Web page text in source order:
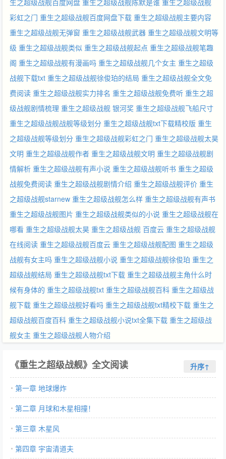
生之超级战舰百度网盘 重生之超级战舰陈默是谁 重生之超级战舰
彩虹之门 重生之超级战舰百度网盘下载 重生之超级战舰主要内容
重生之超级战舰无弹窗 重生之超级战舰武器 重生之超级战舰文明等
级 重生之超级战舰类似 重生之超级战舰起点 重生之超级战舰笔趣
阁 重生之超级战舰有漫画吗 重生之超级战舰几个女主 重生之超级
战舰下载txt 重生之超级战舰徐俊珀的结局 重生之超级战舰全文免
费阅读 重生之超级战舰实力排名 重生之超级战舰免费听 重生之超
级战舰剧情梳理 重生之超级战舰 银河奖 重生之超级战舰飞船尺寸
重生之超级战舰战舰等级划分 重生之超级战舰txt下载精校版 重生
之超级战舰等级划分 重生之超级战舰彩虹之门 重生之超级战舰太昊
文明 重生之超级战舰作者 重生之超级战舰文明 重生之超级战舰剧
情解析 重生之超级战舰有声小说 重生之超级战舰听书 重生之超级
战舰免费阅读 重生之超级战舰剧情介绍 重生之超级战舰评价 重生
之超级战舰starnew 重生之超级战舰怎么样 重生之超级战舰有声书
重生之超级战舰图片 重生之超级战舰类似的小说 重生之超级战舰在
哪看 重生之超级战舰太昊 重生之超级战舰 百度云 重生之超级战舰
在线阅读 重生之超级战舰百度云 重生之超级战舰配图 重生之超级
战舰有女主吗 重生之超级战舰小说 重生之超级战舰徐俊珀 重生之
超级战舰结局 重生之超级战舰txt下载 重生之超级战舰主角什么时
候有身体的 重生之超级战舰txt 重生之超级战舰百科 重生之超级战
舰下载 重生之超级战舰好看吗 重生之超级战舰txt精校下载 重生之
超级战舰百度百科 重生之超级战舰小说txt全集下载 重生之超级战
舰女主 重生之超级战舰人物介绍
《重生之超级战舰》全文阅读 升序↑
第一章 地球爆炸
第二章 月球和木星相撞！
第三章 木星风
第四章 宇宙清道夫